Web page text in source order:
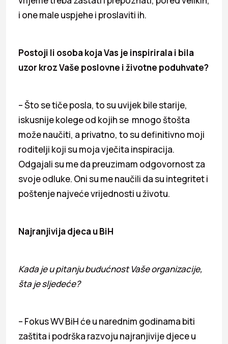
i one male uspjehe i proslaviti ih.
Postoji li osoba koja Vas je inspirirala i bila
uzor kroz Vaše poslovne i životne poduhvate?
– Što se tiče posla, to su uvijek bile starije,
iskusnije kolege od kojih se mnogo štošta
može naučiti, a privatno, to su definitivno moji
roditelji koji su moja vječita inspiracija.
Odgajali su me da preuzimam odgovornost za
svoje odluke. Oni su me naučili da su integritet i
poštenje najveće vrijednosti u životu.
Najranjivija djeca u BiH
Kada je u pitanju budućnost Vaše organizacije,
šta je sljedeće?
– Fokus WV BiH će u narednim godinama biti
zaštita i podrška razvoju najranjivije djece u